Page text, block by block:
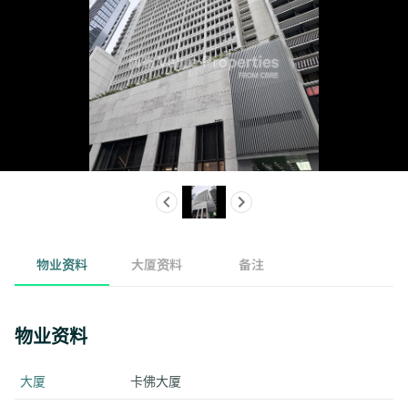
物业资料 大厦资料 备注
物业资料
大厦
卡佛大厦